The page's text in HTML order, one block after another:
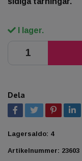
I lager.
Dela
Lagersaldo: 4
Artikelnummer: 23603